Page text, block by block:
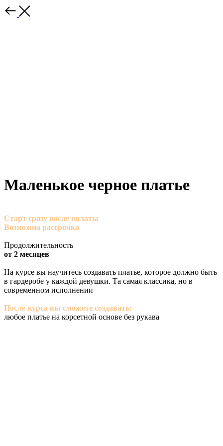
Маленькое черное платье
Старт сразу после оплаты
Возможна рассрочка
Продолжительность
от 2 месяцев
На курсе вы научитесь создавать платье, которое должно быть
в гардеробе у каждой девушки. Та самая классика, но в
современном исполнении
После курса вы сможете создавать:
любое платье на корсетной основе без рукава